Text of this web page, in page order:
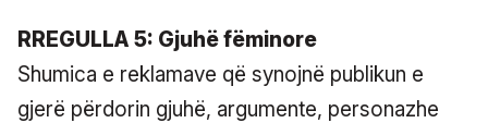
RREGULLA 5: Gjuhë fëminore
Shumica e reklamave që synojnë publikun e
gjerë përdorin gjuhë, argumente, personazhe